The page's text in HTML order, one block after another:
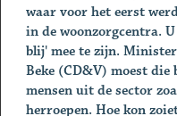
waar voor het eerst
in de woonzorgcentra.
blij' mee te zijn.
Beke (CD&V) moest
mensen uit de sector
herroepen. Hoe kon